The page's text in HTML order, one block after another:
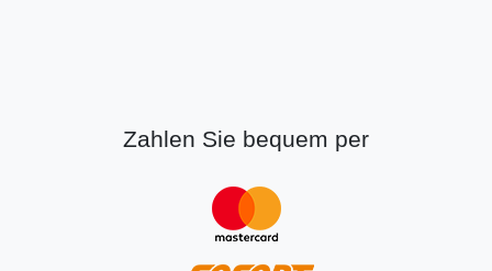
Zahlen Sie bequem per